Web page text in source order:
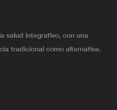
salud integrativo, con una
tradicional como alternativa.